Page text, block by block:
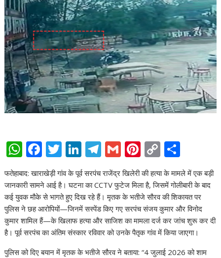
W
at
s
A
p
p
F
ac
e
b
o
o
T
w
itt
er
Li
n
k
e
dI
n
T
el
e
gr
a
m
G
m
ai
l
Pi
nt
er
e
st
C
o
p
y
Li
n
k
h
ar
e
फतेहाबाद: खाराखेड़ी गांव के पूर्व सरपंच राजेंद्र खिलेरी की हत्या के मामले में एक बड़ी
जानकारी सामने आई है। घटना का CCTV फुटेज मिला है, जिसमें गोलीबारी के बाद
कई युवक मौके से भागते हुए दिख रहे हैं। मृतक के भतीजे सौरव की शिकायत पर
पुलिस ने छह आरोपियों—जिनमें सस्पेंड किए गए सरपंच संजय कुमार और विनोद
कुमार शामिल हैं—के खिलाफ हत्या और साजिश का मामला दर्ज कर जांच शुरू कर दी
है। पूर्व सरपंच का अंतिम संस्कार रविवार को उनके पैतृक गांव में किया जाएगा।
पुलिस को दिए बयान में मृतक के भतीजे सौरव ने बताया: “4 जुलाई 2026 को शाम